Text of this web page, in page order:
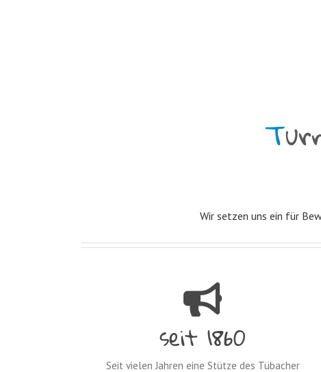
T
Wir setzen uns ein für
seit1979
Seit vielen Jahren eine Stütze des Tübacher